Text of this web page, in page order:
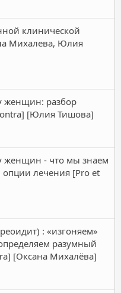
клинической
Михалева, Юлия
женщин: разбор
[Юлия Тишова]
женщин - что мы знаем
опции лечения [Pro et
: «изгоняем»
разумный
[Оксана Михалёва]